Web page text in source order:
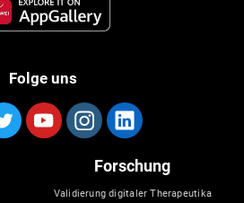
Folge uns
Forschung
Validierung digitaler Therapeutika